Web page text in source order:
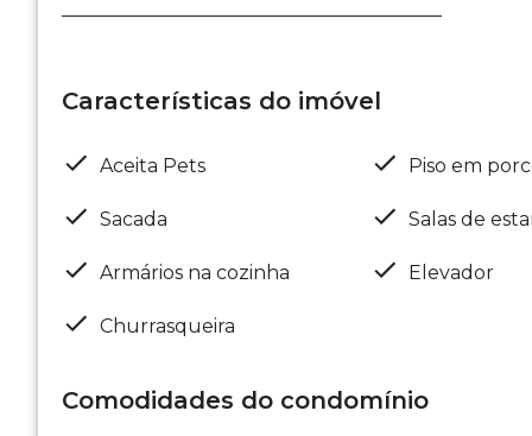
Características do imóvel
Aceita Pets Piso em
Sacada Salas de
Armários na cozinha Elevador
Churrasqueira
Comodidades do condomínio